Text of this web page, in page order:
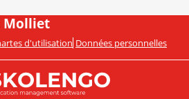
Molliet
d'utilisation Données personnelles